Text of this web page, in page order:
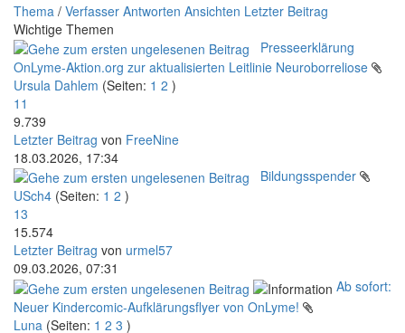
Thema / Verfasser Antworten Ansichten Letzter Beitrag
Wichtige Themen
Presseerklärung
OnLyme-Aktion.org zur aktualisierten Leitlinie Neuroborreliose
Ursula Dahlem (Seiten: 1 2 )
11
9.739
Letzter Beitrag von FreeNine
18.03.2026, 17:34
Bildungsspender
USch4 (Seiten: 1 2 )
13
15.574
Letzter Beitrag von urmel57
09.03.2026, 07:31
Ab sofort:
Neuer Kindercomic-Aufklärungsflyer von OnLyme!
Luna (Seiten: 1 2 3 )